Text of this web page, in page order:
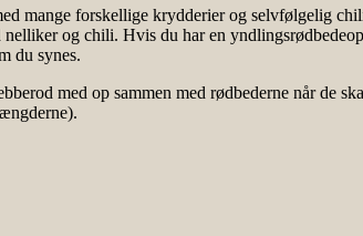
mange forskellige krydderier og selvfølgelig
nelliker og chili. Hvis du har en
du synes.
med op sammen med rødbederne når de